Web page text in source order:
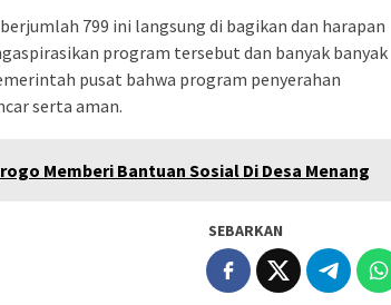
799 ini langsung di bagikan dan harapan
program tersebut dan banyak banyak
pusat bahwa program penyerahan
serta aman.
Memberi Bantuan Sosial Di Desa Menang
SEBARKAN